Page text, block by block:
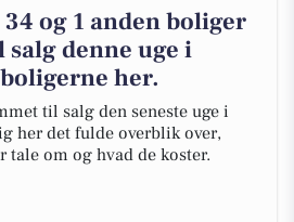
og 1 anden boliger
denne uge i
her.
til salg den seneste uge i
her det fulde overblik over,
om og hvad de koster.